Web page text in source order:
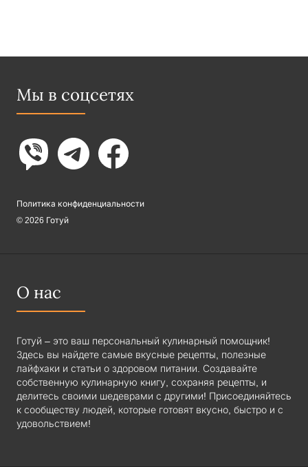
Мы в соцсетях
Политика конфиденциальности
© 2026 Готуй
О нас
Готуй – это ваш персональный кулинарный помощник!
Здесь вы найдете самые вкусные рецепты, полезные
лайфхаки и статьи о здоровом питании. Создавайте
собственную кулинарную книгу, сохраняя рецепты, и
делитесь своими шедеврами с другими! Присоединяйтесь
к сообществу людей, которые готовят вкусно, быстро и с
удовольствием!